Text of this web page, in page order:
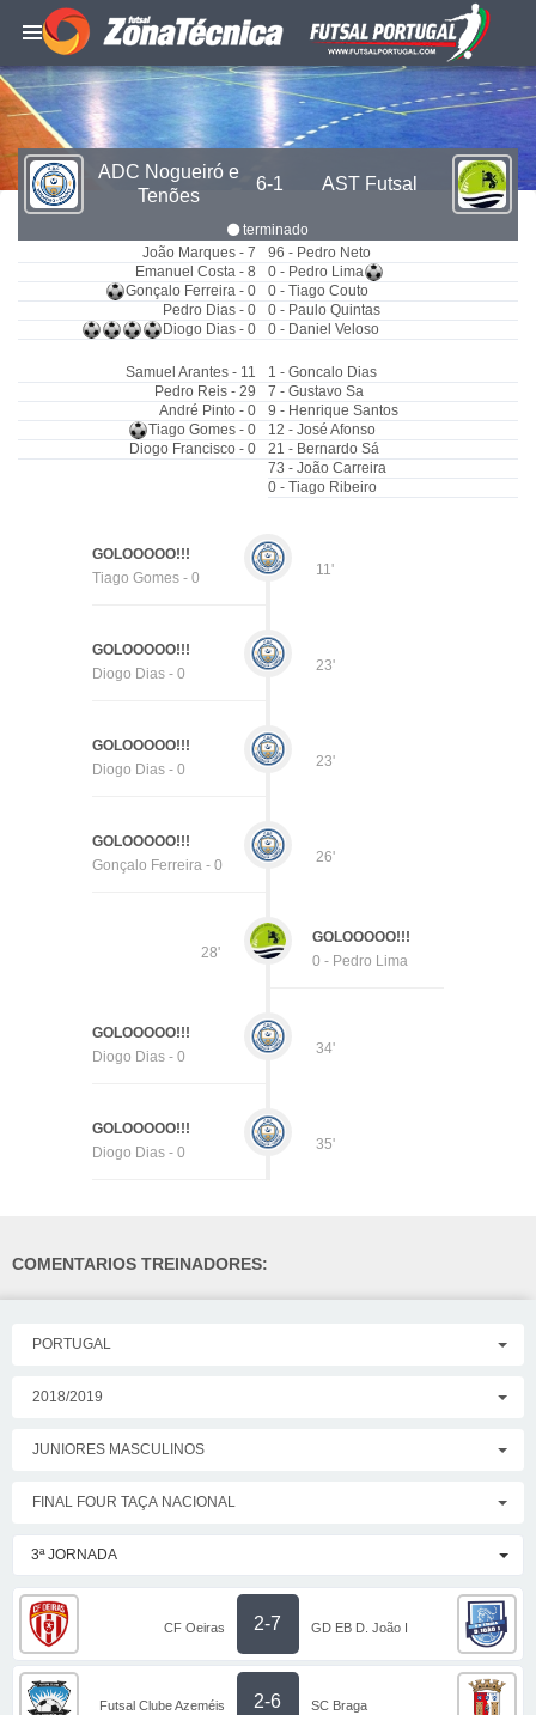
ADC Nogueiró e
Tenões
6-1 AST Futsal
terminado
João Marques - 7
Emanuel Costa - 8
Gonçalo Ferreira - 0
Pedro Dias - 0
Diogo Dias - 0
96 - Pedro Neto
0 - Pedro Lima
0 - Tiago Couto
0 - Paulo Quintas
0 - Daniel Veloso
Samuel Arantes - 11
Pedro Reis - 29
André Pinto - 0
Tiago Gomes - 0
Diogo Francisco - 0
1 - Goncalo Dias
7 - Gustavo Sa
9 - Henrique Santos
12 - José Afonso
21 - Bernardo Sá
73 - João Carreira
0 - Tiago Ribeiro
11'
GOLOOOOO!!!
Tiago Gomes - 0
23'
GOLOOOOO!!!
Diogo Dias - 0
23'
GOLOOOOO!!!
Diogo Dias - 0
26'
GOLOOOOO!!!
Gonçalo Ferreira - 0
28'
GOLOOOOO!!!
0 - Pedro Lima
34'
GOLOOOOO!!!
Diogo Dias - 0
35'
GOLOOOOO!!!
Diogo Dias - 0
COMENTARIOS TREINADORES:
PORTUGAL
2018/2019
JUNIORES MASCULINOS
FINAL FOUR TAÇA NACIONAL
3ª JORNADA
CF Oeiras 2-7 GD EB D. João I
Futsal Clube Azeméis 2-6 SC Braga